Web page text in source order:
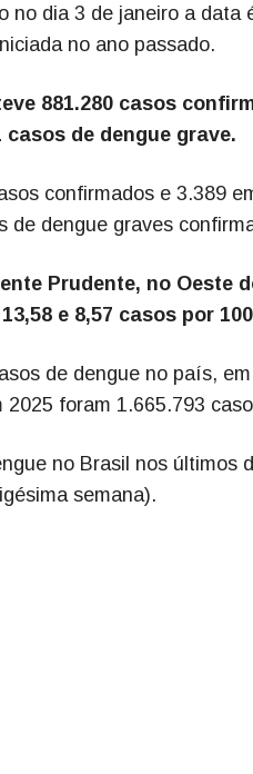
no dia 3 de janeiro a data
no ano passado.
881.280 casos
de dengue grave.
confirmados e 3.389
de dengue graves
Prudente, no Oeste
e 8,57 casos por
de dengue no país,
foram 1.665.793
no Brasil nos últimos
semana).